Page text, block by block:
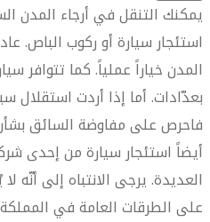
يمكنك التنقل في أرجاء المدن
استئجار سيارة أو ركوب الباص.
المدن خياراً عملياً. كما تتوافر
بعدّادات. أما إذا أردت استقلال
فاحرص على مفاوضة السائق
أيضاً استئجار سيارة من إحدى
العديدة. يرجى الانتباه إلى أنّه
على الطرقات العامة في